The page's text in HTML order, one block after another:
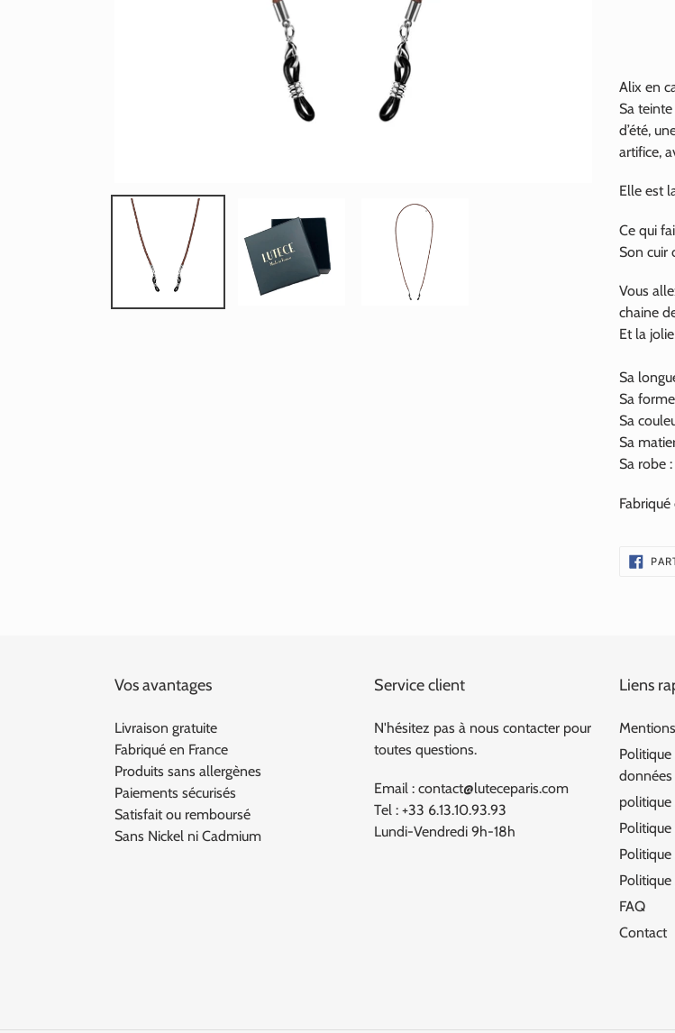
d'un
produit
à
votre
Alix en
Sa
d’été,
artifice,
Elle est
Ce qui
Son cuir
Vous
chaine
Et la
Sa
Sa
Sa
Sa
Sa robe
Fabriqué
Vos avantages
Livraison gratuite
Fabriqué en France
Produits sans allergènes
Paiements sécurisés
Satisfait ou remboursé
Sans Nickel ni Cadmium
Service client
N'hésitez pas à nous contacter pour
toutes questions.
Email : contact@luteceparis.com
Tel : +33 6.13.10.93.93
Lundi-Vendredi 9h-18h
Liens
données
FAQ
Contact